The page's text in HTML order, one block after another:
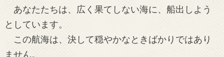
あなたたちは、広く果てしない海に、船出しよう
としています。
この航海は、決して穏やかなときばかりではあり
ません。